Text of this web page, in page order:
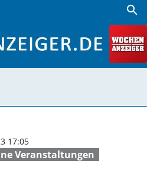
search
Veranstaltungen
17:05